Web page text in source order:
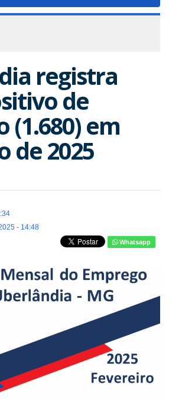
registra
de
(1.680) em
de 2025
- 14:48
Whatsapp